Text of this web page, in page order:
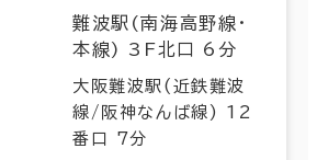
難波駅(南海高野線･
本線) 3F北口 6分
大阪難波駅(近鉄難波
線/阪神なんば線) 12
番口 7分